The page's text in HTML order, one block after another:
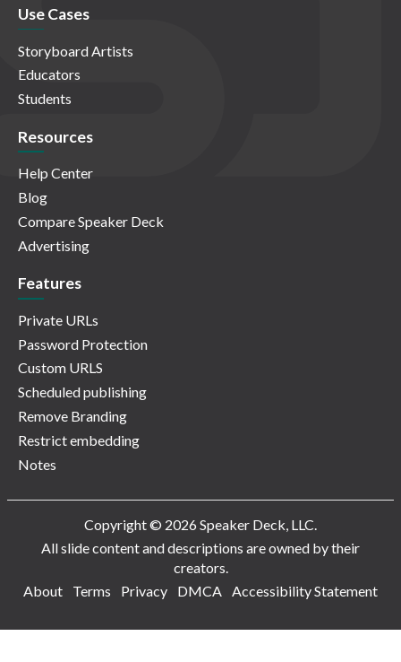
Use Cases
Storyboard Artists
Educators
Students
Resources
Help Center
Blog
Compare Speaker Deck
Advertising
Features
Private URLs
Password Protection
Custom URLS
Scheduled publishing
Remove Branding
Restrict embedding
Notes
Copyright © 2026 Speaker Deck, LLC.
All slide content and descriptions are owned by their
creators.
About
Terms Privacy DMCA Accessibility Statement